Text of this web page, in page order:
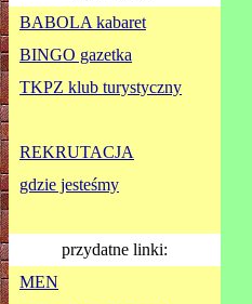
BABOLA kabaret
BINGO gazetka
TKPZ klub turystyczny
REKRUTACJA
gdzie jesteśmy
przydatne linki:
MEN